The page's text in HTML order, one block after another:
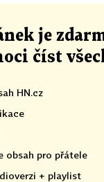
je
číst
HN.cz
obsah pro přátele
+ playlist